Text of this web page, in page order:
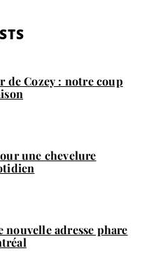
de Cozey : notre coup
une chevelure
nouvelle adresse phare